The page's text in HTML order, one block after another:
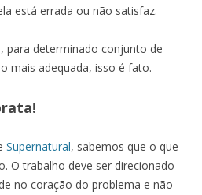
está errada ou não satisfaz.
para determinado conjunto de
mais adequada, isso é fato.
Supernatural, sabemos que o que
O trabalho deve ser direcionado
no coração do problema e não